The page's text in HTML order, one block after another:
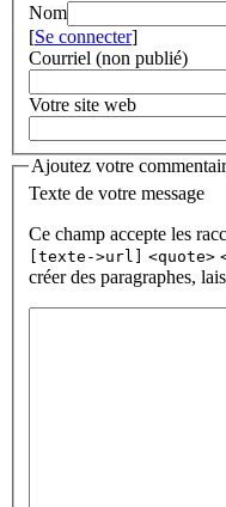
Nom
[Se connecter]
Courriel (non publié)
Votre site web
Ajoutez votre
Texte de votre message
Ce champ accepte les
[texte->url]
<quote>
créer des paragraphes,